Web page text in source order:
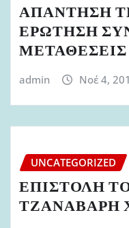
ΑΠΑΝΤΗΣΗ
ΕΡΩΤΗΣΗ
admin Νοέ 4,
UNCATEGORIZED
ΕΠΙΣΤΟΛΗ
ΤΖΑΝΑΒΑΡΗ